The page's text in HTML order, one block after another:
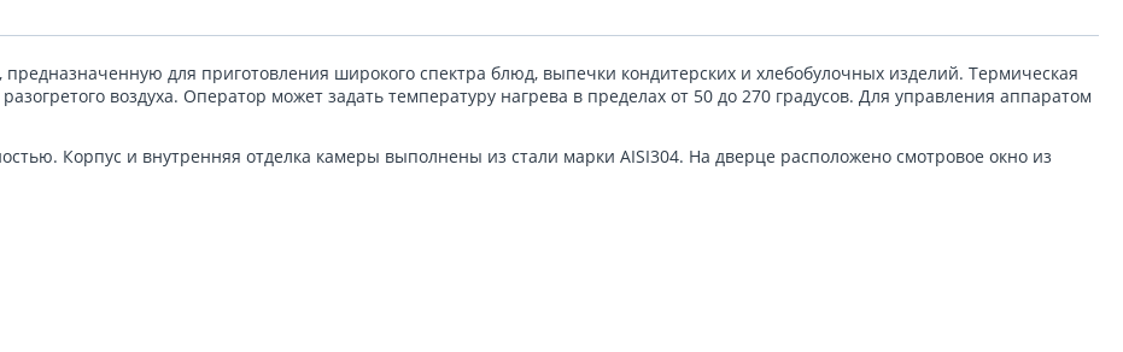
для приготовления широкого спектра блюд, выпечки кондитерских и хлебобулочных изделий. Термическая
воздуха. Оператор может задать температуру нагрева в пределах от 50 до 270 градусов. Для управления аппаратом
Корпус и внутренняя отделка камеры выполнены из стали марки AISI304. На дверце расположено смотровое окно из